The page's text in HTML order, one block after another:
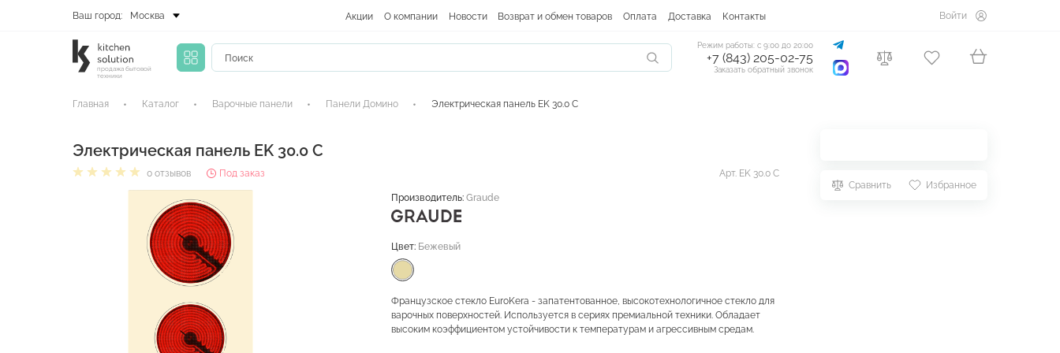
Ваш город: Москва Акции О компании Новости Возврат и обмен товаров Оплата Доставка Контакты Войти
продажа бытовой
техники
Режим работы: с 9:00 до 20:00
+7 (843) 205-02-75
Заказать обратный звонок
Главная Каталог Варочные панели Панели Домино Электрическая панель EK 30.0 C
Электрическая панель EK 30.0 C
0 отзывов Под заказ
Арт. EK 30.0 C
Сравнить
Избранное
Производитель: Graude
Цвет: Бежевый
Французское стекло EuroKera - запатентованное, высокотехнологичное стекло для
варочных поверхностей. Используется в сериях премиальной техники. Обладает
высоким коэффициентом устойчивости к температурам и агрессивным средам.